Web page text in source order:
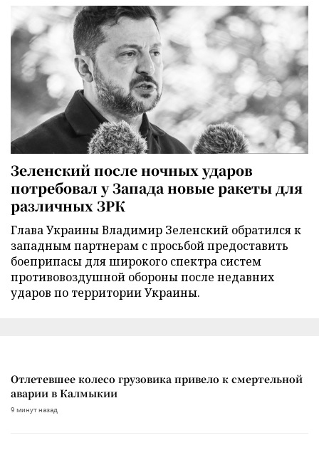
Зеленский после ночных ударов
потребовал у Запада новые ракеты для
различных ЗРК
Глава Украины Владимир Зеленский обратился к
западным партнерам с просьбой предоставить
боеприпасы для широкого спектра систем
противовоздушной обороны после недавних
ударов по территории Украины.
Отлетевшее колесо грузовика привело к смертельной
аварии в Калмыкии
9 минут назад